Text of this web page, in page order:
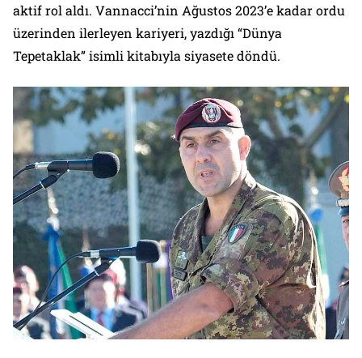
aktif rol aldı. Vannacci’nin Ağustos 2023’e kadar ordu
üzerinden ilerleyen kariyeri, yazdığı “Dünya
Tepetaklak” isimli kitabıyla siyasete döndü.